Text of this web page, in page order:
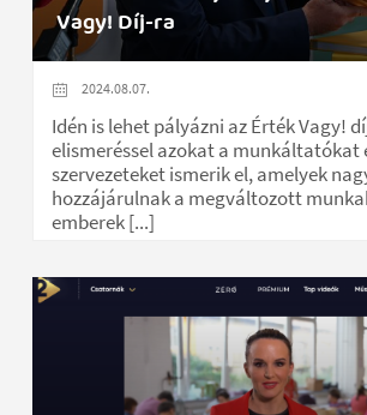
Vagy! Díj-ra
2024.08.07.
Idén is lehet pályázni az Érték Vagy!
elismeréssel azokat a munkáltatókat
szervezeteket ismerik el, amelyek
hozzájárulnak a megváltozott
emberek [...]